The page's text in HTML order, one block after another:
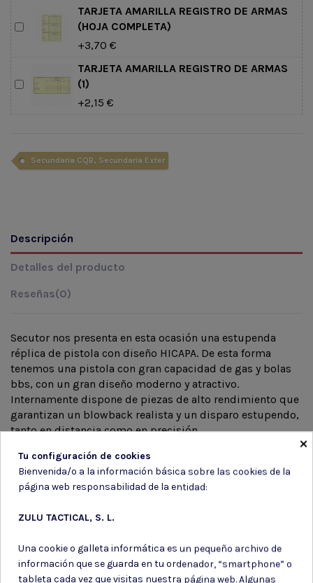
TARJETA AMARILLA REGISTRO DE ARMAS
(HOJA COMPLETA)
+3,70 €
TARJETA AMARILLA REGISTRO DE ARMAS
(1)
+2,15 €
Secundaria CQB, Secundaria Exter
Descripción
Detalles del producto
Reseñas(0)
Secutor nos presenta en esta ocasión una estupenda
réplica de pistola con diseño HICAPA. De esta forma
tenemos una pistola con gran capacidad de gas y bolas
bbs, con un gran diseño moderno y atractivo.
Internamente dispone de piezas de alto rendimiento que
garantizan un blowback realista y un disparo estupendo,
tanto en distancia como en precisión.
×
Tu configuración de cookies
Bienvenida/o a la información básica sobre las cookies de la
página web responsabilidad de la entidad:
ZULU TACTICAL, S. L.
Una cookie o galleta informática es un pequeño archivo de
información que se guarda en tu ordenador, “smartphone” o
tableta cada vez que visitas nuestra página web. Algunas